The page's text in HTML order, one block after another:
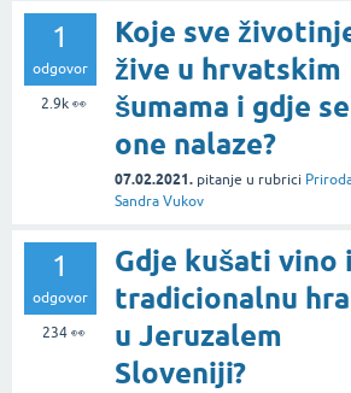
1
odgovor
2.9k👀
Koje sve
žive u hrvatskim
šumama i gdje se
one nalaze?
07.02.2021. pitanje u rubrici
Sandra Vukov
1
odgovor
234👀
Gdje kušati vino i
tradicionalnu
u Jeruzalem
Sloveniji?